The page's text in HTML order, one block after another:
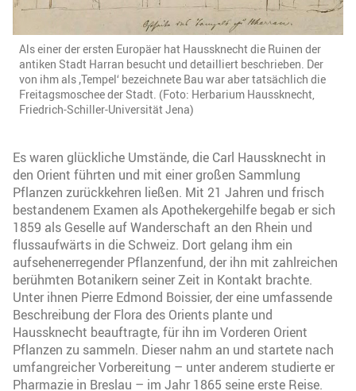
Als einer der ersten Europäer hat Haussknecht die Ruinen der
antiken Stadt Harran besucht und detailliert beschrieben. Der
von ihm als ‚Tempel‘ bezeichnete Bau war aber tatsächlich die
Freitagsmoschee der Stadt. (Foto: Herbarium Haussknecht,
Friedrich-Schiller-Universität Jena)
Es waren glückliche Umstände, die Carl Haussknecht in
den Orient führten und mit einer großen Sammlung
Pflanzen zurückkehren ließen. Mit 21 Jahren und frisch
bestandenem Examen als Apothekergehilfe begab er sich
1859 als Geselle auf Wanderschaft an den Rhein und
flussaufwärts in die Schweiz. Dort gelang ihm ein
aufsehenerregender Pflanzenfund, der ihn mit zahlreichen
berühmten Botanikern seiner Zeit in Kontakt brachte.
Unter ihnen Pierre Edmond Boissier, der eine umfassende
Beschreibung der Flora des Orients plante und
Haussknecht beauftragte, für ihn im Vorderen Orient
Pflanzen zu sammeln. Dieser nahm an und startete nach
umfangreicher Vorbereitung – unter anderem studierte er
Pharmazie in Breslau – im Jahr 1865 seine erste Reise.